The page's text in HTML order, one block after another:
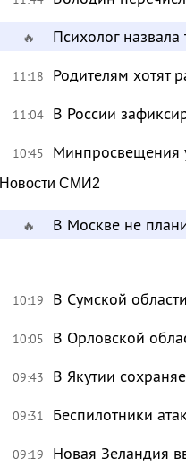
🔥 Психолог
11:18 Родителям хотят
11:04 В России
10:45 Минпросвещения
Новости СМИ2
🔥 В Москве не
10:19 В Сумской
10:05 В Орловской
09:43 В Якутии
09:31 Беспилотники
09:19 Новая Зеландия